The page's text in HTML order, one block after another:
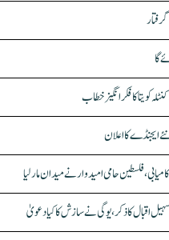
گا
کویتا کا فکر انگیز خطاب
نئے ایجنڈے کا اعلان
فلسطین حامی امیدوار نے میدان مار لیا
اقبال کا ذکر، یوگی نے سازش کا کیا دعویٰ